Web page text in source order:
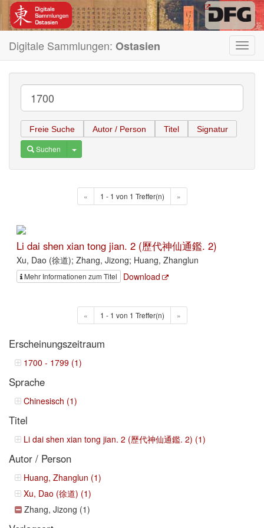
Digitale Sammlungen: Ostasien
Freie Suche Autor / Person Titel Signatur
Suchen Toggle Dropdown
« 1 - 1 von 1 Treffer(n) »
Li dai shen xian tong jian. 2 (歷代神仙通鑑. 2)
Xu, Dao (徐道); Zhang, Jizong; Huang, Zhanglun
Mehr Informationen zum Titel Download
« 1 - 1 von 1 Treffer(n) »
Erscheinungszeitraum
1700 - 1799 (1)
Sprache
Chinesisch (1)
Titel
Li dai shen xian tong jian. 2 (歷代神仙通鑑. 2) (1)
Autor / Person
Huang, Zhanglun (1)
Xu, Dao (徐道) (1)
Zhang, Jizong (1)